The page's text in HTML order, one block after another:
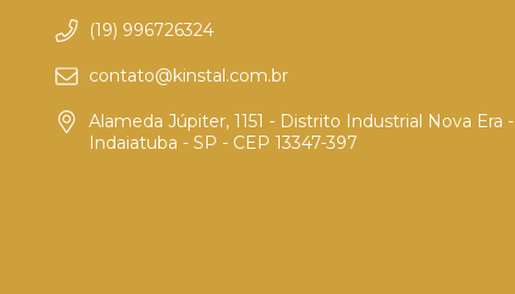
(19) 996726324
contato@kinstal.com.br
Alameda Júpiter, 1151 - Distrito Industrial Nova Era -
Indaiatuba - SP - CEP 13347-397